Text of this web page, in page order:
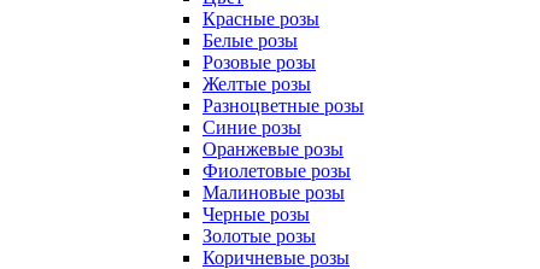
Красные розы
Белые розы
Розовые розы
Желтые розы
Разноцветные розы
Синие розы
Оранжевые розы
Фиолетовые розы
Малиновые розы
Черные розы
Золотые розы
Коричневые розы